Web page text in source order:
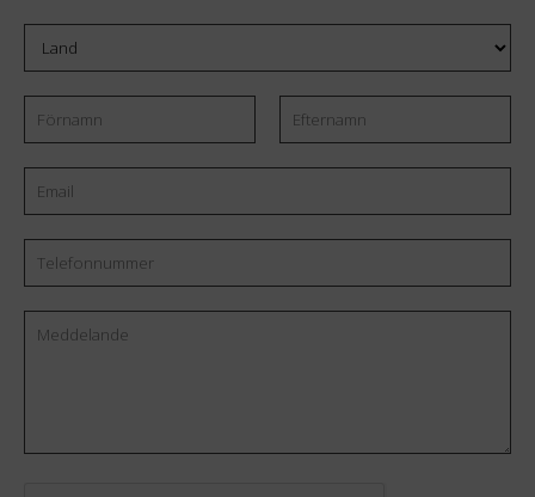
Land
Förnamn Efternamn
Email
Telefonnummer
Meddelande